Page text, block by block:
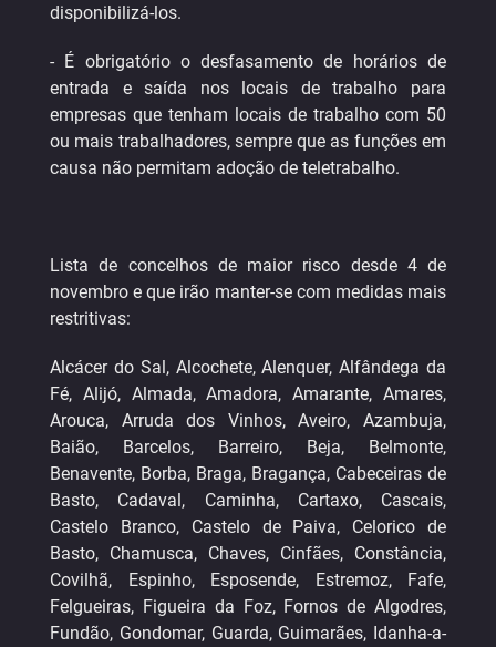
disponibilizá-los.
- É obrigatório o desfasamento de horários de
entrada e saída nos locais de trabalho para
empresas que tenham locais de trabalho com 50
ou mais trabalhadores, sempre que as funções em
causa não permitam adoção de teletrabalho.
Lista de concelhos de maior risco desde 4 de
novembro e que irão manter-se com medidas mais
restritivas:
Alcácer do Sal, Alcochete, Alenquer, Alfândega da
Fé, Alijó, Almada, Amadora, Amarante, Amares,
Arouca, Arruda dos Vinhos, Aveiro, Azambuja,
Baião, Barcelos, Barreiro, Beja, Belmonte,
Benavente, Borba, Braga, Bragança, Cabeceiras de
Basto, Cadaval, Caminha, Cartaxo, Cascais,
Castelo Branco, Castelo de Paiva, Celorico de
Basto, Chamusca, Chaves, Cinfães, Constância,
Covilhã, Espinho, Esposende, Estremoz, Fafe,
Felgueiras, Figueira da Foz, Fornos de Algodres,
Fundão, Gondomar, Guarda, Guimarães, Idanha-a-